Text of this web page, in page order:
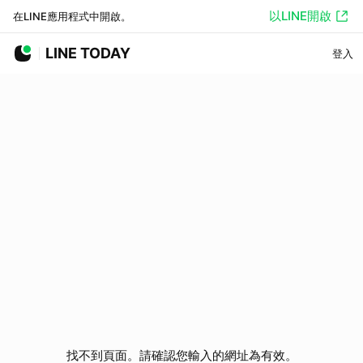
在LINE應用程式中開啟。 以LINE開啟
LINE TODAY 登入
找不到頁面。請確認您輸入的網址為有效。